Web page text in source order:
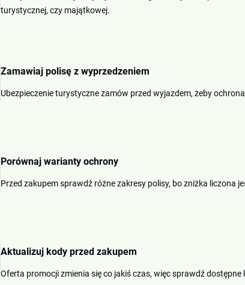
turystycznej, czy majątkowej.
Zamawiaj polisę z wyprzedzeniem
Ubezpieczenie turystyczne zamów przed wyjazdem, żeby
Porównaj warianty ochrony
Przed zakupem sprawdź różne zakresy polisy, bo zniżka liczona
Aktualizuj kody przed zakupem
Oferta promocji zmienia się co jakiś czas, więc sprawdź